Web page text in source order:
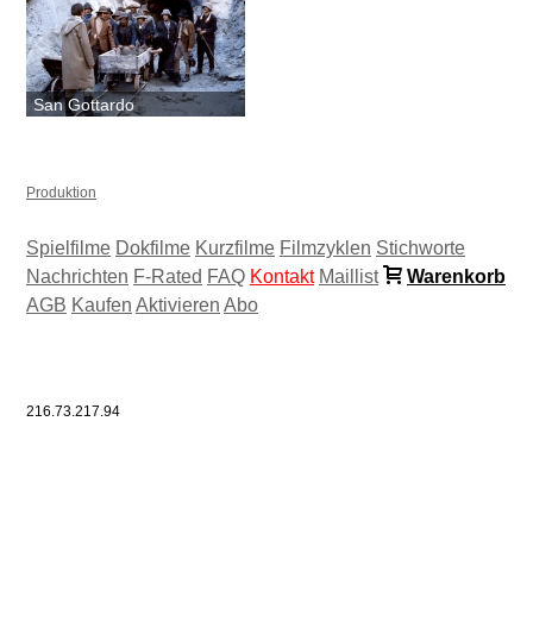
San Gottardo
Produktion
Spielfilme Dokfilme Kurzfilme Filmzyklen Stichworte
Nachrichten F-Rated FAQ Kontakt Maillist
Warenkorb
AGB Kaufen Aktivieren Abo
216.73.217.94